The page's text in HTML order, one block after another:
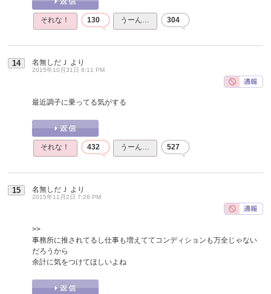
それな！ 130 うーん… 304
14 名無しだＪ より
2015年10月31日 8:11 PM
最近調子に乗ってる気がする
それな！ 432 うーん… 527
15 名無しだＪ より
2015年11月2日 7:26 PM
>>
事務所に推されてるし仕事も増えててコンディションも万全じゃない
だろうから
余計に気をつけてほしいよね